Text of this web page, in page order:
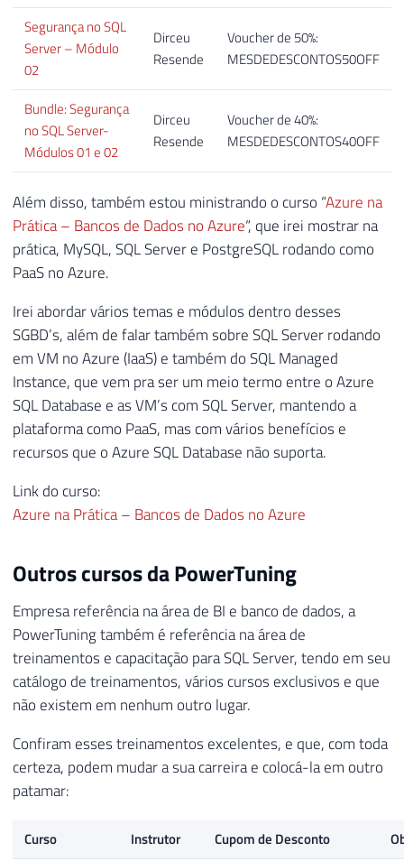
Segurança no SQL
Server – Módulo
02
Dirceu
Resende
Voucher de 50%:
MESDEDESCONTOS50OFF
Bundle: Segurança
no SQL Server-
Módulos 01 e 02
Dirceu
Resende
Voucher de 40%:
MESDEDESCONTOS40OFF
Além disso, também estou ministrando o curso “Azure na
Prática – Bancos de Dados no Azure“, que irei mostrar na
prática, MySQL, SQL Server e PostgreSQL rodando como
PaaS no Azure.
Irei abordar vários temas e módulos dentro desses
SGBD’s, além de falar também sobre SQL Server rodando
em VM no Azure (IaaS) e também do SQL Managed
Instance, que vem pra ser um meio termo entre o Azure
SQL Database e as VM’s com SQL Server, mantendo a
plataforma como PaaS, mas com vários benefícios e
recursos que o Azure SQL Database não suporta.
Link do curso:
Azure na Prática – Bancos de Dados no Azure
Outros cursos da PowerTuning
Empresa referência na área de BI e banco de dados, a
PowerTuning também é referência na área de
treinamentos e capacitação para SQL Server, tendo em seu
catálogo de treinamentos, vários cursos exclusivos e que
não existem em nenhum outro lugar.
Confiram esses treinamentos excelentes, e que, com toda
certeza, podem mudar a sua carreira e colocá-la em outro
patamar:
Curso Instrutor Cupom de Desconto